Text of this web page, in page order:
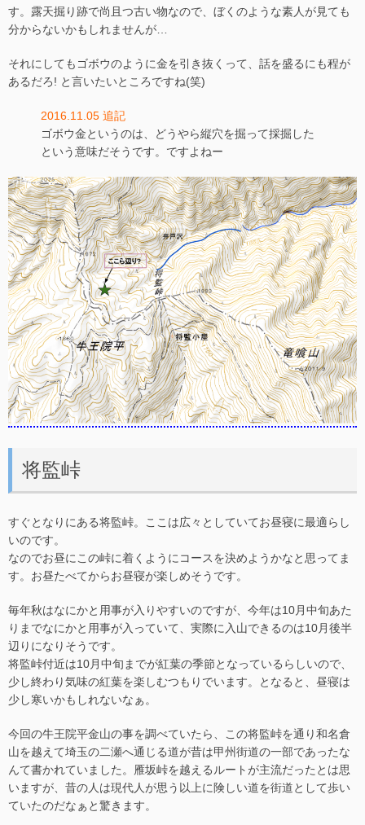
す。露天掘り跡で尚且つ古い物なので、ぼくのような素人が見ても
分からないかもしれませんが…
それにしてもゴボウのように金を引き抜くって、話を盛るにも程が
あるだろ! と言いたいところですね(笑)
2016.11.05 追記
ゴボウ金というのは、どうやら縦穴を掘って採掘した
という意味だそうです。ですよねー
将監峠
すぐとなりにある将監峠。ここは広々としていてお昼寝に最適らし
いのです。
なのでお昼にこの峠に着くようにコースを決めようかなと思ってま
す。お昼たべてからお昼寝が楽しめそうです。
毎年秋はなにかと用事が入りやすいのですが、今年は10月中旬あた
りまでなにかと用事が入っていて、実際に入山できるのは10月後半
辺りになりそうです。
将監峠付近は10月中旬までが紅葉の季節となっているらしいので、
少し終わり気味の紅葉を楽しむつもりでいます。となると、昼寝は
少し寒いかもしれないなぁ。
今回の牛王院平金山の事を調べていたら、この将監峠を通り和名倉
山を越えて埼玉の二瀬へ通じる道が昔は甲州街道の一部であったな
んて書かれていました。雁坂峠を越えるルートが主流だったとは思
いますが、昔の人は現代人が思う以上に険しい道を街道として歩い
ていたのだなぁと驚きます。